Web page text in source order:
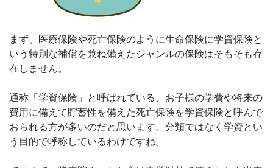
まず、医療保険や死亡保険のように生命保険に学資保険と
いう特別な補償を兼ね備えたジャンルの保険はそもそも存
在しません。
通称「学資保険」と呼ばれている、お子様の学費や将来の
費用に備えて貯蓄性を備えた死亡保険を学資保険と呼んで
おられる方が多いのだと思います。分類ではなく学資とい
う目的で呼称しているわけですね。